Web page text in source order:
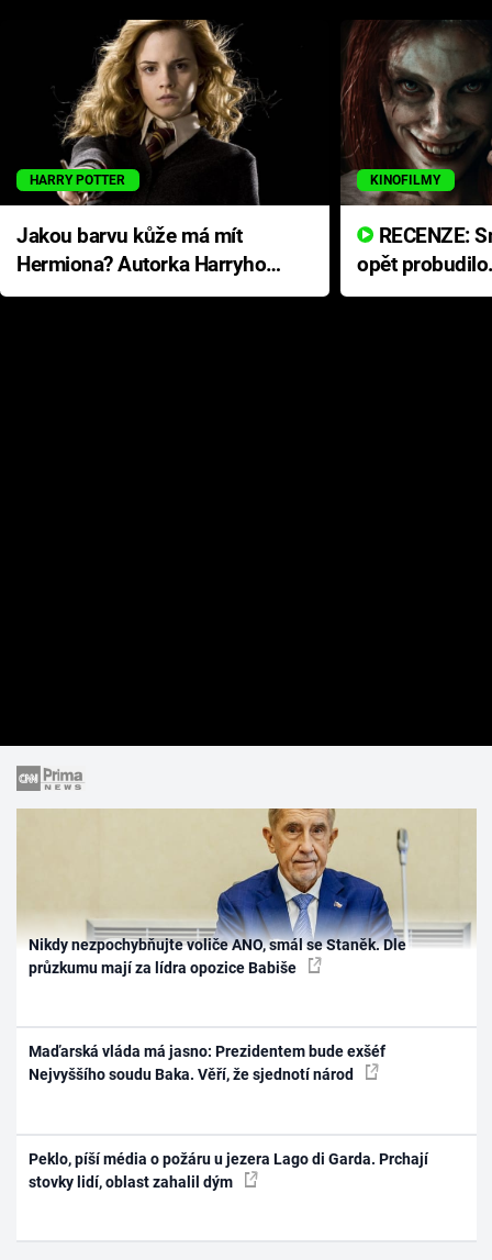
HARRY POTTER
Jakou barvu kůže má mít
Hermiona? Autorka Harryho
Pottera přišla s ráznou
KINOFILMY
opět
přichází s
Nikdy nezpochybňujte voliče ANO, smál se Staněk. Dle
průzkumu mají za lídra opozice Babiše
Maďarská vláda má jasno: Prezidentem bude exšéf
Nejvyššího soudu Baka. Věří, že sjednotí národ
Peklo, píší média o požáru u jezera Lago di Garda. Prchají
stovky lidí, oblast zahalil dým